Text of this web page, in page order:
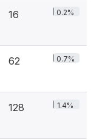
16 0.2%
62 0.7%
128 1.4%